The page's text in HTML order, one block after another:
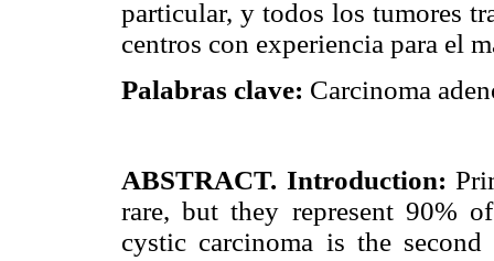
particular, y todos los tumores
centros con experiencia para el
Palabras clave: Carcinoma
ABSTRACT. Introduction:
rare, but they represent 90%
cystic carcinoma is the